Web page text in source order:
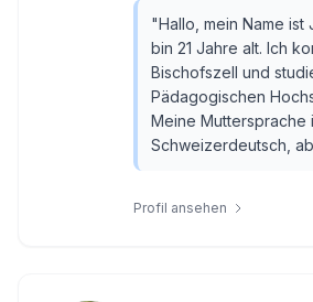
"Hallo, mein Name ist
bin 21 Jahre alt. Ich
Bischofszell und
Pädagogischen
Meine Muttersprache
Schweizerdeutsch,
Profil ansehen